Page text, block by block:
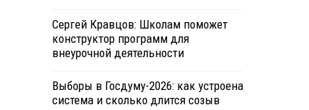
Сергей Кравцов: Школам поможет
конструктор программ для
внеурочной деятельности
Выборы в Госдуму-2026: как устроена
система и сколько длится созыв